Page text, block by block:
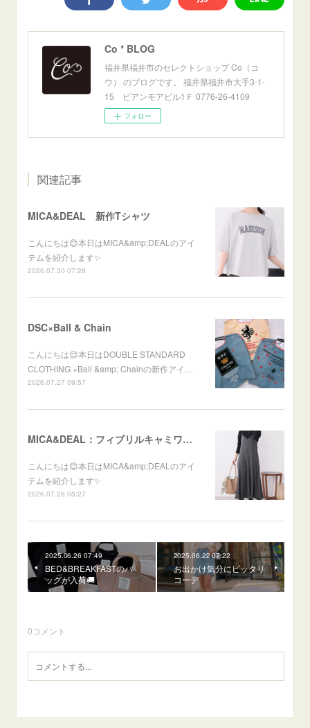
Co * BLOG
福井県福井市のセレクトショップ Co（コ
ウ） のブログです。 福井県福井市大手3-1-
15 ビアンモアビル1Ｆ 0776-26-4109
フォロー
関連記事
MICA&DEAL 新作Tシャツ
こんにちは😊本日はMICA&amp;DEALのアイ
テムを紹介します✨
2026.07.30 07:28
DSC×Ball & Chain
こんにちは😊本日はDOUBLE STANDARD
CLOTHING ×Ball &amp; Chainの新作アイ…
2026.07.27 09:57
MICA&DEAL：フィブリルキャミワンピース
こんにちは😊本日はMICA&amp;DEALのアイ
テムを紹介します✨
2026.07.26 05:27
2025.06.26 07:49
BED&BREAKFASTのバ
ッグが入荷🚚
2025.06.22 07:22
お出かけ気分にピッタリ
コーデ
0コメント